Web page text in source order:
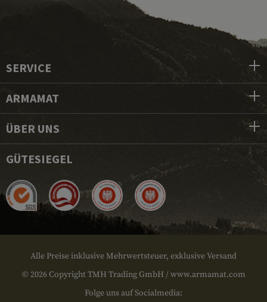
SERVICE
ARMAMAT
ÜBER UNS
GÜTESIEGEL
Alle Preise inklusive Mehrwertsteuer, exklusive Versand
© 2026 Copyright TMH Trading GmbH / www.armamat.com
Folge uns auf Socialmedia: